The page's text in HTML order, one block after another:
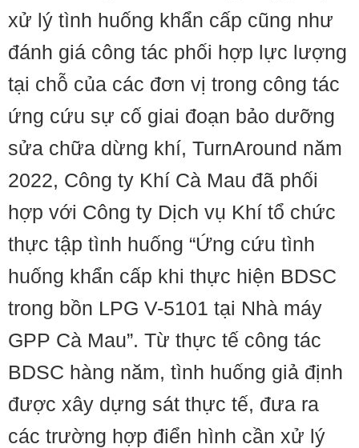
xử lý tình huống khẩn cấp cũng như
đánh giá công tác phối hợp lực lượng
tại chỗ của các đơn vị trong công tác
ứng cứu sự cố giai đoạn bảo dưỡng
sửa chữa dừng khí, TurnAround năm
2022, Công ty Khí Cà Mau đã phối
hợp với Công ty Dịch vụ Khí tổ chức
thực tập tình huống “Ứng cứu tình
huống khẩn cấp khi thực hiện BDSC
trong bồn LPG V-5101 tại Nhà máy
GPP Cà Mau”. Từ thực tế công tác
BDSC hàng năm, tình huống giả định
được xây dựng sát thực tế, đưa ra
các trường hợp điển hình cần xử lý